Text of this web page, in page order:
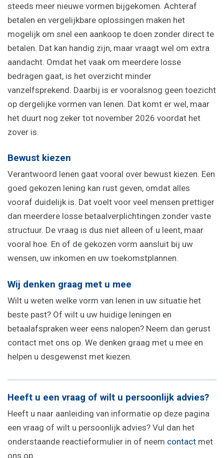
steeds meer nieuwe vormen bijgekomen. Achteraf
betalen en vergelijkbare oplossingen maken het
mogelijk om snel een aankoop te doen zonder direct te
betalen. Dat kan handig zijn, maar vraagt wel om extra
aandacht. Omdat het vaak om meerdere losse
bedragen gaat, is het overzicht minder
vanzelfsprekend. Daarbij is er vooralsnog geen toezicht
op dergelijke vormen van lenen. Dat komt er wel, maar
het duurt nog zeker tot november 2026 voordat het
zover is.
Bewust kiezen
Verantwoord lenen gaat vooral over bewust kiezen. Een
goed gekozen lening kan rust geven, omdat alles
vooraf duidelijk is. Dat voelt voor veel mensen prettiger
dan meerdere losse betaalverplichtingen zonder vaste
structuur. De vraag is dus niet alleen of u leent, maar
vooral hoe. En of de gekozen vorm aansluit bij uw
wensen, uw inkomen en uw toekomstplannen.
Wij denken graag met u mee
Wilt u weten welke vorm van lenen in uw situatie het
beste past? Of wilt u uw huidige leningen en
betaalafspraken weer eens nalopen? Neem dan gerust
contact met ons op. We denken graag met u mee en
helpen u desgewenst met kiezen.
Heeft u een vraag of wilt u persoonlijk advies?
Heeft u naar aanleiding van informatie op deze pagina
een vraag of wilt u persoonlijk advies? Vul dan het
onderstaande reactieformulier in of neem contact met
ons op.